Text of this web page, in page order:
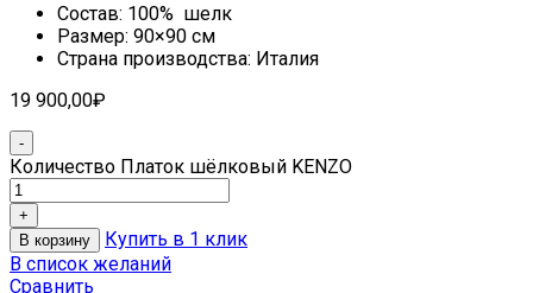
Состав: 100% шелк
Размер: 90×90 см
Страна производства: Италия
19 900,00₽
Количество Платок шёлковый KENZO
В корзину
Купить в 1 клик
В список желаний
Сравнить